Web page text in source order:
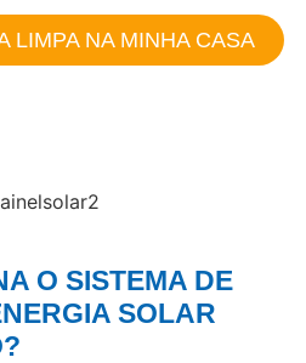
LIMPA NA MINHA CASA
O SISTEMA DE
SOLAR